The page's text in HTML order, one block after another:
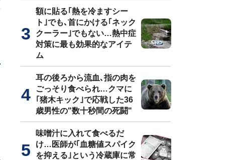
額に貼る｢熱を冷ますシー
ト｣でも､首にかける｢ネック
クーラー｣でもない…熱中症
対策に最も効果的なアイテ
ム
耳の後ろから流血､指の肉を
ごっそり食べられ…クマに
｢猪木キック｣で応戦した36
歳男性の"数十秒間の死闘"
味噌汁に入れて食べるだ
け…医師が｢血糖値スパイク
を抑える｣という冷蔵庫に常